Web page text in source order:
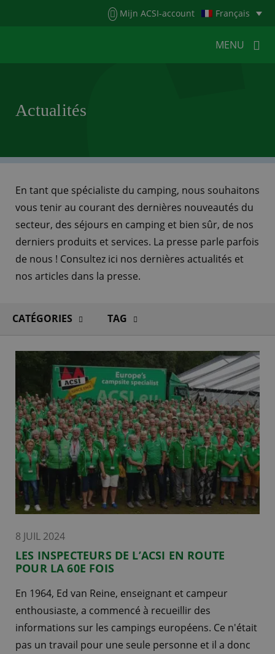
Mijn ACSI-account Français
MENU
POUR LES CAMPINGSACTUALITÉS
ACSI WEBSHOPSERVICE CLIENTÈLE
Actualités
En tant que spécialiste du camping, nous souhaitons
vous tenir au courant des dernières nouveautés du
secteur, des séjours en camping et bien sûr, de nos
derniers produits et services. La presse parle parfois
de nous ! Consultez ici nos dernières actualités et
nos articles dans la presse.
CATÉGORIES TAG
8 JUIL 2024
LES INSPECTEURS DE L’ACSI EN ROUTE
POUR LA 60E FOIS
En 1964, Ed van Reine, enseignant et campeur
enthousiaste, a commencé à recueillir des
informations sur les campings européens. Ce n'était
pas un travail pour une seule personne et il a donc